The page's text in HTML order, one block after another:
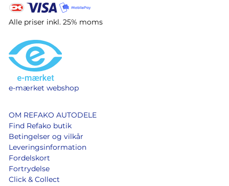
Alle priser inkl. 25% moms
e-mærket webshop
OM REFAKO AUTODELE
Find Refako butik
Betingelser og vilkår
Leveringsinformation
Fordelskort
Fortrydelse
Click & Collect